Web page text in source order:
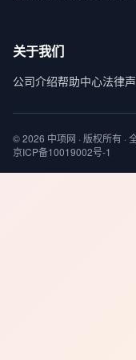
关于我们
公司介绍帮助中心法律
© 2026 中项网 · 版权所有 ·
京ICP备10019002号-1